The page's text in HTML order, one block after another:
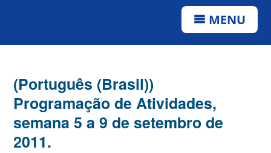
MENU
(Português (Brasil))
Programação de Atividades,
semana 5 a 9 de setembro de
2011.